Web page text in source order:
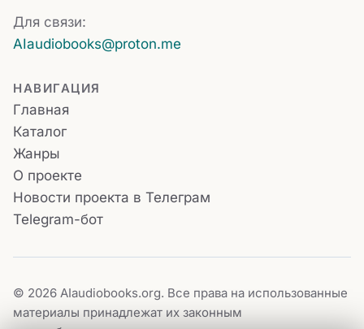
Для связи:
AIaudiobooks@proton.me
НАВИГАЦИЯ
Главная
Каталог
Жанры
О проекте
Новости проекта в Телеграм
Telegram-бот
© 2026 AIaudiobooks.org. Все права на использованные
материалы принадлежат их законным